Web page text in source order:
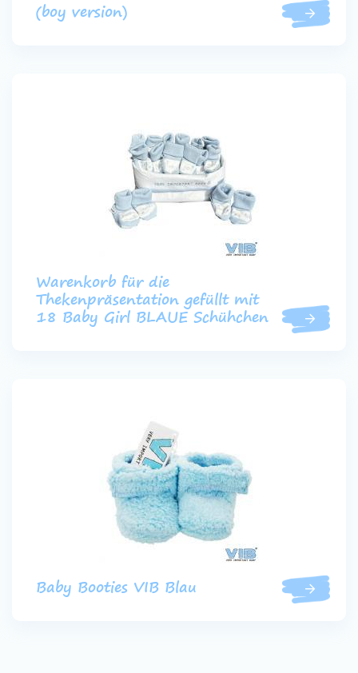
(boy version)
Warenkorb für die
Thekenpräsentation gefüllt mit
18 Baby Girl BLAUE Schühchen
Baby Booties VIB Blau